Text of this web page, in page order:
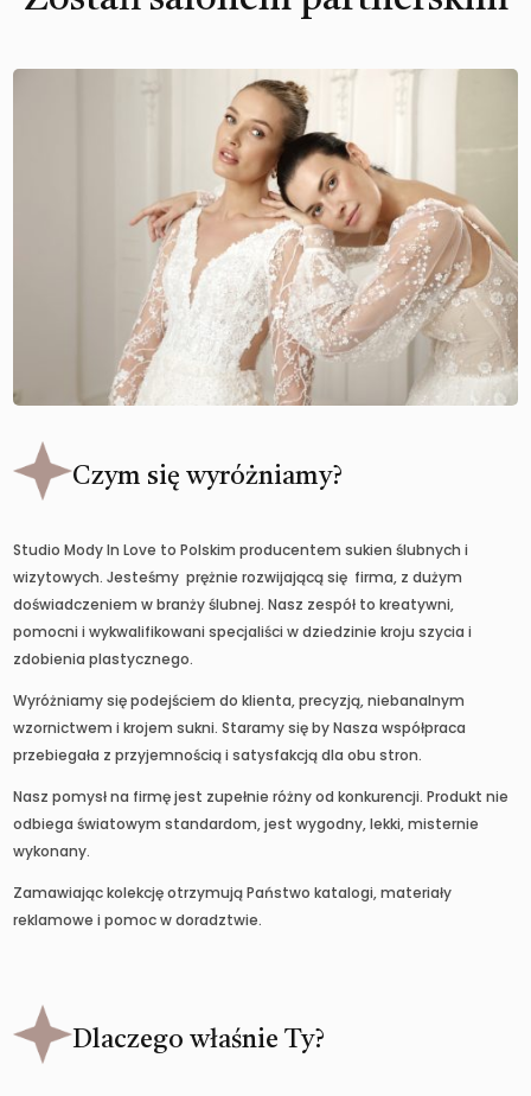
Czym się wyróżniamy?
Studio Mody In Love to Polskim producentem sukien ślubnych i
wizytowych. Jesteśmy prężnie rozwijającą się firma, z dużym
doświadczeniem w branży ślubnej. Nasz zespół to kreatywni,
pomocni i wykwalifikowani specjaliści w dziedzinie kroju szycia i
zdobienia plastycznego.
Wyróżniamy się podejściem do klienta, precyzją, niebanalnym
wzornictwem i krojem sukni. Staramy się by Nasza współpraca
przebiegała z przyjemnością i satysfakcją dla obu stron.
Nasz pomysł na firmę jest zupełnie różny od konkurencji. Produkt nie
odbiega światowym standardom, jest wygodny, lekki, misternie
wykonany.
Zamawiając kolekcję otrzymują Państwo katalogi, materiały
reklamowe i pomoc w doradztwie.
Dlaczego właśnie Ty?